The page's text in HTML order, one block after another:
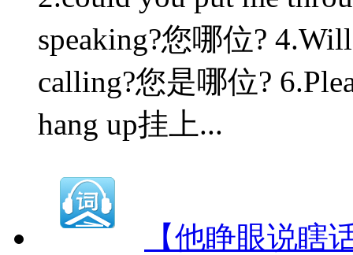
speaking?您哪位?
calling?您是哪位?
hang up挂上...
【他睁眼说瞎